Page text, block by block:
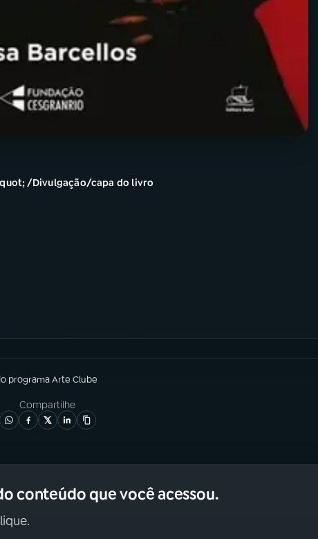
/Divulgação/capa do livro
programaArte Clube
Compartilhe
conteúdo que você acessou.